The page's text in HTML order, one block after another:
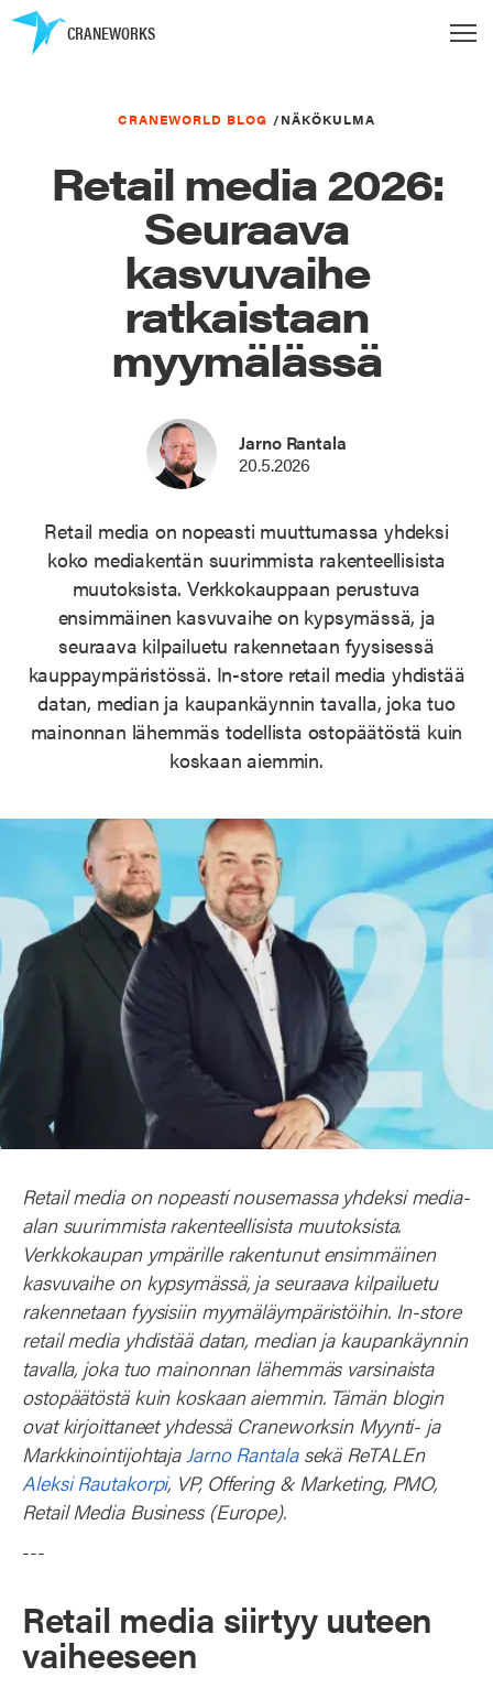
CRANEWORKS
CRANEWORLD BLOG /NÄKÖKULMA
Retail media 2026:
Seuraava
kasvuvaihe
ratkaistaan
myymälässä
Jarno Rantala
20.5.2026
Retail media on nopeasti muuttumassa yhdeksi
koko mediakentän suurimmista rakenteellisista
muutoksista. Verkkokauppaan perustuva
ensimmäinen kasvuvaihe on kypsymässä, ja
seuraava kilpailuetu rakennetaan fyysisessä
kauppaympäristössä. In-store retail media yhdistää
datan, median ja kaupankäynnin tavalla, joka tuo
mainonnan lähemmäs todellista ostopäätöstä kuin
koskaan aiemmin.
Retail media on nopeasti nousemassa yhdeksi media-
alan suurimmista rakenteellisista muutoksista.
Verkkokaupan ympärille rakentunut ensimmäinen
kasvuvaihe on kypsymässä, ja seuraava kilpailuetu
rakennetaan fyysisiin myymäläympäristöihin. In-store
retail media yhdistää datan, median ja kaupankäynnin
tavalla, joka tuo mainonnan lähemmäs varsinaista
ostopäätöstä kuin koskaan aiemmin. Tämän blogin
ovat kirjoittaneet yhdessä Craneworksin Myynti- ja
MarkkinointijohtajaJarno Rantalasekä ReTALEn
Aleksi Rautakorpi, VP, Offering & Marketing, PMO,
Retail Media Business (Europe).
---
Retail media siirtyy uuteen
vaiheeseen